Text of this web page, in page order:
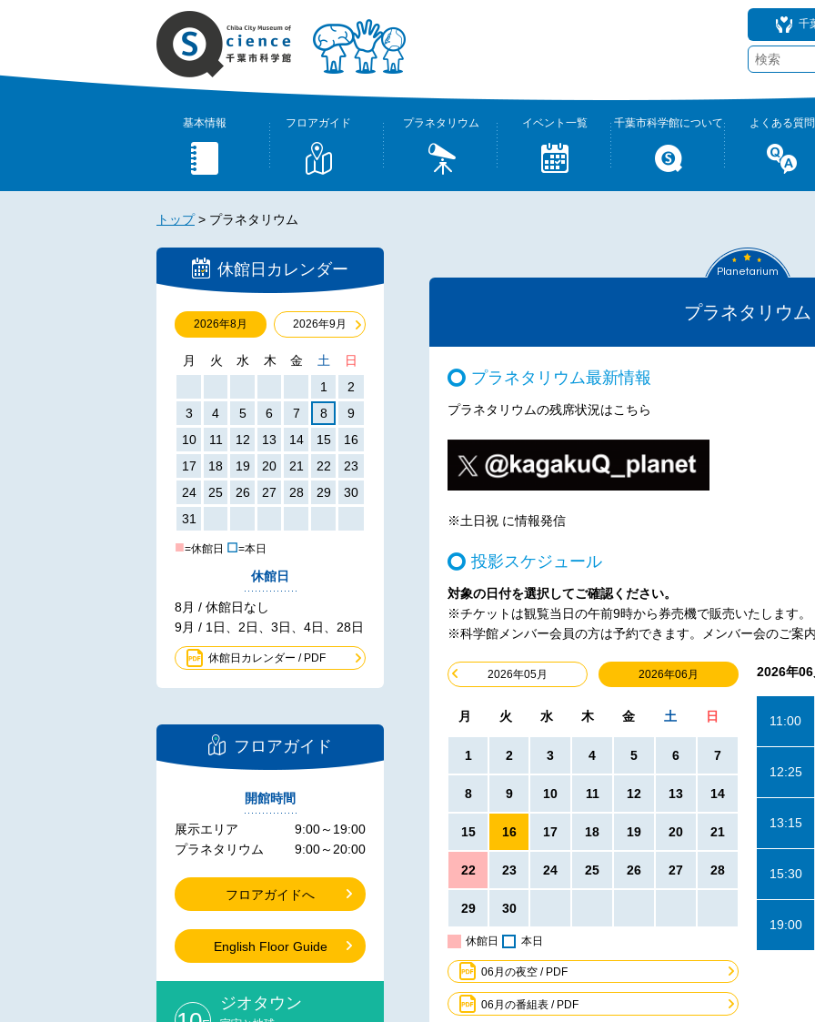
千
基本情報 フロアガイド プラネタリウム イベント一覧 千葉市科学館について よくある質問
トップ> プラネタリウム
休館日カレンダー
2026年8月 2026年9月
月 火 水 木 金 土
日
1
2
3
4 5 6 7 8
9
10
11 12 13 14 15
16
17
18 19 20 21 22
23
24
25 26 27 28 29
30
31
■=休館日 ☐=本日
休館日
8月 / 休館日なし
9月 / 1日、2日、3日、4日、28日
休館日カレンダー / PDF
フロアガイド
開館時間
展示エリア
プラネタリウム
9:00～19:00
9:00～20:00
フロアガイドへ
English Floor Guide
ジオタウン
Planetarium
プラネタリウム
プラネタリウム最新情報
プラネタリウムの残席状況はこちら
※土日祝 に情報発信
投影スケジュール
対象の日付を選択してご確認ください。
※チケットは観覧当日の午前9時から券売機で販売いたします。
※科学館メンバー会員の方は予約できます。メンバー会のご案
2026年05月 2026年06月
月 火 水 木 金 土 日
1 2 3 4 5 6 7
8 9 10 11 12 13 14
15 16 17 18 19 20 21
22 23 24 25 26 27 28
29 30
休館日 本日
2026年06
11:00
12:25
13:15
15:30
19:00
06月の夜空 / PDF
06月の番組表 / PDF